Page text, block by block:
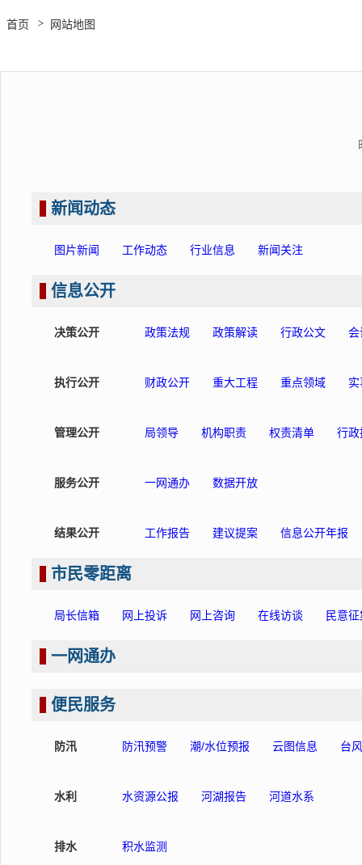
首页 网站地图
新闻动态
图片新闻 工作动态 行业信息 新闻关注
信息公开
决策公开 政策法规 政策解读 行政公文 会
执行公开 财政公开 重大工程 重点领域
管理公开 局领导 机构职责 权责清单 行政
服务公开 一网通办 数据开放
结果公开 工作报告 建议提案 信息公开年报
市民零距离
局长信箱 网上投诉 网上咨询 在线访谈 民意
一网通办
便民服务
防汛 防汛预警 潮/水位预报 云图信息 台
水利 水资源公报 河湖报告 河道水系
排水 积水监测